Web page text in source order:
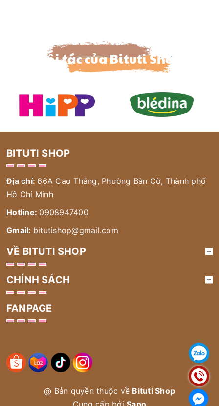
Đối tác của Bituti Shop
BITUTI SHOP
Địa chỉ: 66A Cao Thắng, Phường Bàn Cờ, Thành phố
Hồ Chí Minh
Hotline: 0908947400
Gmail: bitutishop@gmail.com
VỀ BITUTI SHOP
CHÍNH SÁCH
FANPAGE
@ Bản quyền thuộc về Bituti Shop
Cung cấp bởiSapo